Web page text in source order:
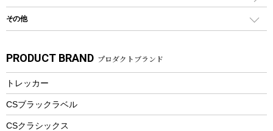
バーベキューツール
カトラリー
マグカップ、カップ
ステンレスボトル
フードボトル
その他アウトドア雑貨
スプレー関係
ツール、他
パドル
ヘルメット
エアーポンプ
アクセサリー
シティサイクル
自転車ウェア
ラッシュガード
パラソル
フローティングベスト
ヘルメット
その他
湯たんぽ
防災用品
PRODUCT BRAND プロダクトブランド
トレッカー
CSブラックラベル
CSクラシックス